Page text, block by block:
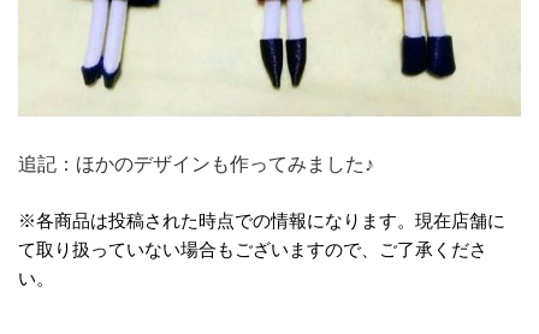
追記：ほかのデザインも作ってみました♪
※各商品は投稿された時点での情報になります。現在店舗に
て取り扱っていない場合もございますので、ご了承くださ
い。